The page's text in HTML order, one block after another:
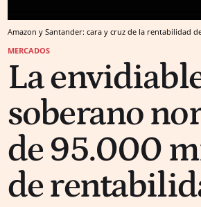
Amazon y Santander: cara y cruz de la rentabilidad
MERCADOS
La
soberano
de 95.000
de